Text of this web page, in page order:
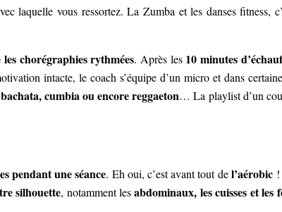
laquelle vous ressortez. La Zumba et les danses fitness,
chorégraphies rythmées. Après les 10 minutes
intacte, le coach s’équipe d’un micro et dans
cumbia ou encore reggaeton… La playlist d’un
pendant une séance. Eh oui, c’est avant tout del’aérobic
silhouette, notamment lesabdominaux, les cuisses et les